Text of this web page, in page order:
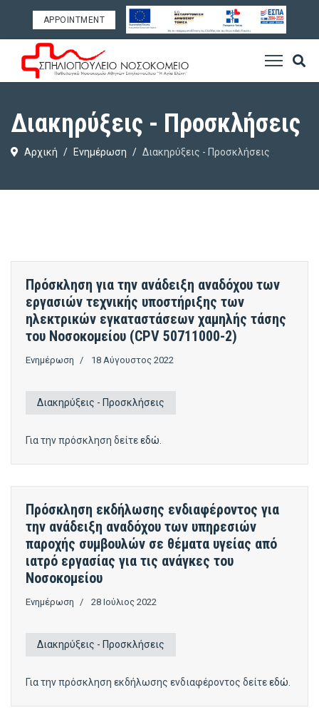
APPOINTMENT
Διακηρύξεις - Προσκλήσεις
Αρχική Ενημέρωση Διακηρύξεις - Προσκλήσεις
Πρόσκληση για την ανάδειξη αναδόχου των
εργασιών τεχνικής υποστήριξης των
ηλεκτρικών εγκαταστάσεων χαμηλής τάσης
του Νοσοκομείου (CPV 50711000-2)
Ενημέρωση 18 Αύγουστος 2022
Διακηρύξεις - Προσκλήσεις
Για την πρόσκληση δείτεεδώ
Πρόσκληση εκδήλωσης ενδιαφέροντος για
την ανάδειξη αναδόχου των υπηρεσιών
παροχής συμβουλών σε θέματα υγείας από
ιατρό εργασίας για τις ανάγκες του
Νοσοκομείου
Ενημέρωση 28 Ιούλιος 2022
Διακηρύξεις - Προσκλήσεις
Για την πρόσκληση εκδήλωσης ενδιαφέροντος δείτεεδώ.